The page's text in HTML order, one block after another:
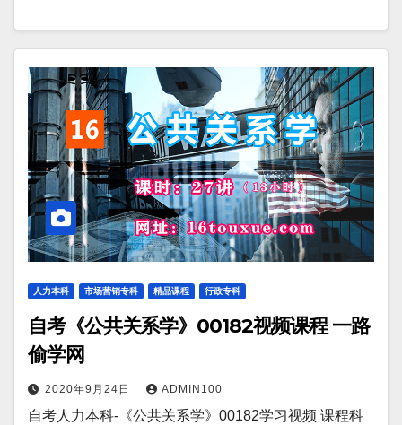
人力本科 市场营销专科 精品课程 行政专科
自考《公共关系学》00182视频课程 一路
偷学网
2020年9月24日 ADMIN100
自考人力本科-《公共关系学》00182学习视频 课程科